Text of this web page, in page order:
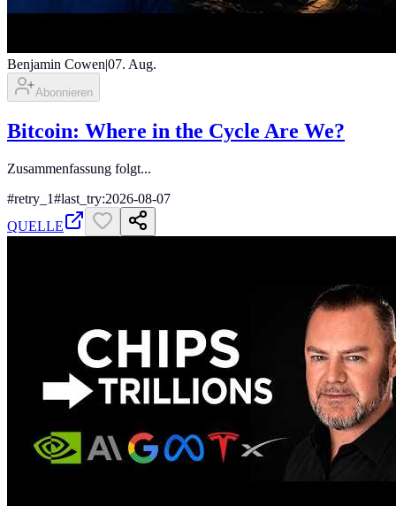
Benjamin Cowen|07. Aug.
Abonnieren
Bitcoin: Where in the Cycle Are We?
Zusammenfassung folgt...
#retry_1#last_try:2026-08-07
QUELLE